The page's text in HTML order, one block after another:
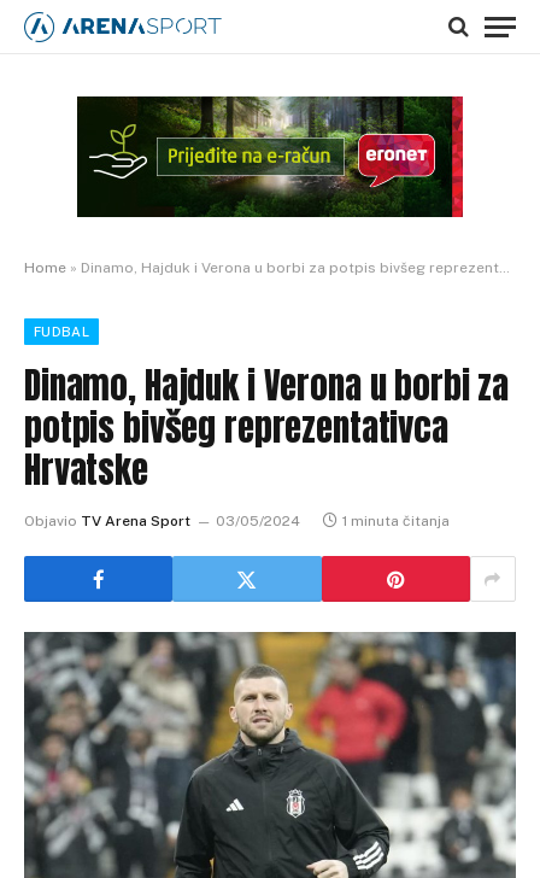
Home » Dinamo, Hajduk i Verona u borbi za potpis bivšeg reprezentativca Hrvatske
FUDBAL
Dinamo, Hajduk i Verona u borbi za
potpis bivšeg reprezentativca
Hrvatske
Objavio TV Arena Sport 03/05/2024 1 minuta čitanja